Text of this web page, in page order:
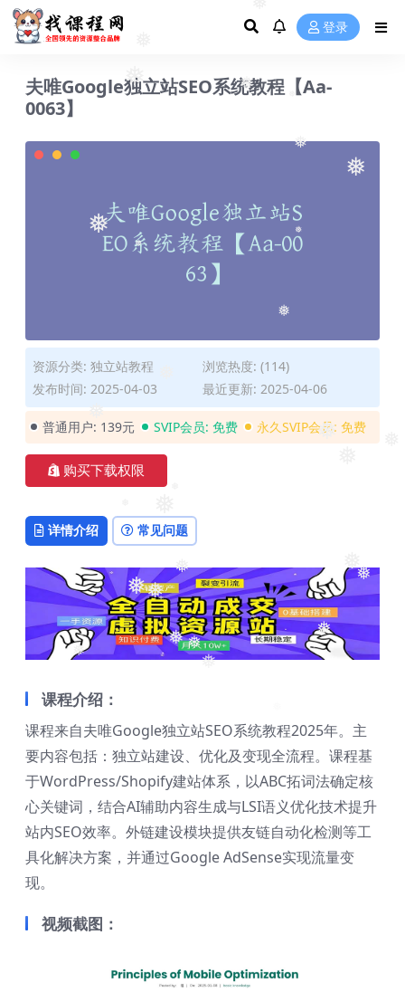
❅
❅
❅
❅
❅
❅
❅
❅
❅
❅
❅
❅
❅
❅
❅
❅
❅ 登录
夫唯Google独立站SEO系统教程【Aa-
0063】
资源分类: 独立站教程
浏览热度: (114)
发布时间: 2025-04-03
最近更新: 2025-04-06
普通用户: 139元 SVIP会员: 免费 永久SVIP会员: 免费
购买下载权限
详情介绍 常见问题
课程介绍：
课程来自夫唯Google独立站SEO系统教程2025年。主
要内容包括：独立站建设、优化及变现全流程。课程基
于WordPress/Shopify建站体系，以ABC拓词法确定核
心关键词，结合AI辅助内容生成与LSI语义优化技术提升
站内SEO效率。外链建设模块提供友链自动化检测等工
具化解决方案，并通过Google AdSense实现流量变
现。
视频截图：